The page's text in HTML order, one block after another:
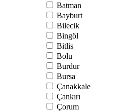
Batman
Bayburt
Bilecik
Bingöl
Bitlis
Bolu
Burdur
Bursa
Çanakkale
Çankırı
Çorum